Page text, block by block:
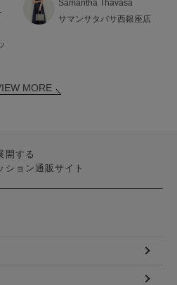
Samantha Thavasa
サマンサタバサ西銀座店
MORE
開する
ション通販サイト